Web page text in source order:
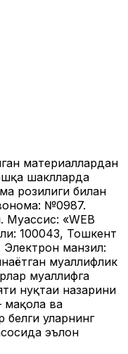
материаллардан
шаклларда
розилиги билан
№0987.
Муассис: «WEB
100043, Тошкент
Электрон манзил:
муаллифлик
муаллифга
нуқтаи назарини
ва
белги уларнинг
эълон